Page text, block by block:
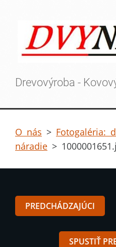
Drevovýroba -
O nás > Fotogaléria:
náradie >
PREDCHÁDZAJÚCI
SPUSTIŤ